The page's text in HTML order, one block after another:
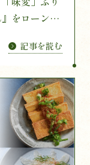
をローン
記事を読む